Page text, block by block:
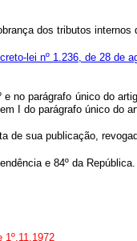
dos tributos
lei nº 1.236, de 28 de
e no parágrafo único do
I do parágrafo único do
de sua publicação,
e 84º da República.